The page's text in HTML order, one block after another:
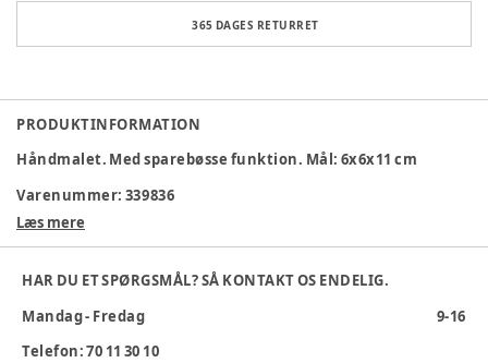
365 DAGES RETURRET
PRODUKTINFORMATION
Håndmalet. Med sparebøsse funktion. Mål: 6x6x11 cm
Varenummer: 339836
Læs mere
HAR DU ET SPØRGSMÅL? SÅ KONTAKT OS ENDELIG.
Mandag - Fredag
9-16
Telefon: 70 11 30 10